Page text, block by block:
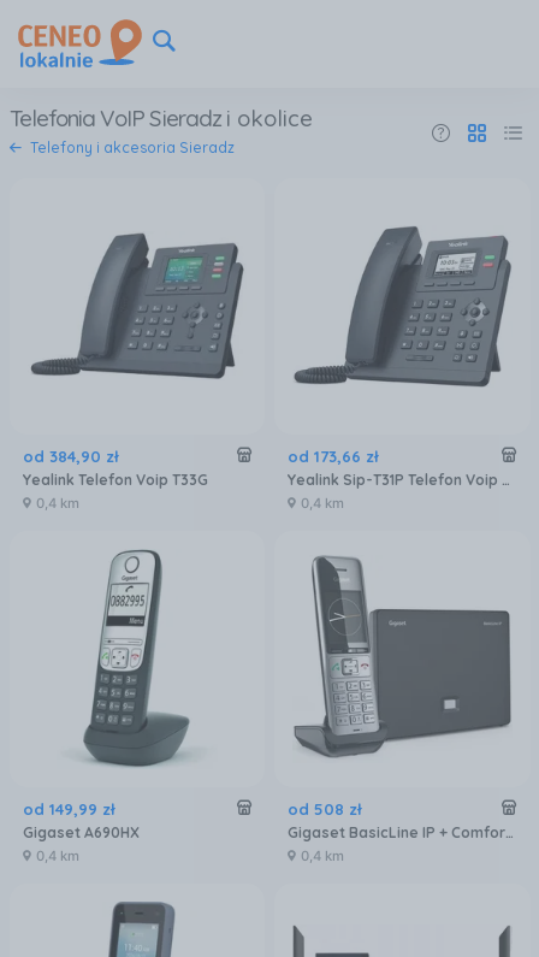
Telefonia VoIP Sieradz i okolice
Telefony i akcesoria Sieradz
od 384,90 zł
Yealink Telefon Voip T33G
0,4 km
od 173,66 zł
Yealink Sip-T31P Telefon Voip Szary Lcd
0,4 km
od 149,99 zł
Gigaset A690HX
0,4 km
od 508 zł
Gigaset BasicLine IP + Comfort 500HX
0,4 km